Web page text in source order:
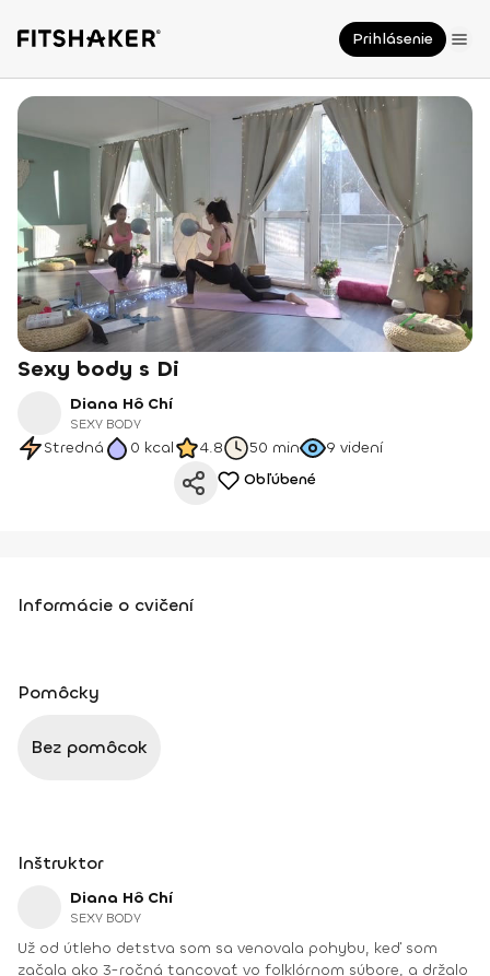
Prihlásenie
Sexy body s Di
Diana Hô Chí
SEXY BODY
Stredná 0 kcal 4.8 50 min 9 videní
Obľúbené
Informácie o cvičení
Pomôcky
Bez pomôcok
Inštruktor
Diana Hô Chí
SEXY BODY
Už od útleho detstva som sa venovala pohybu, keď som
začala ako 3-ročná tancovať vo folklórnom súbore, a držalo